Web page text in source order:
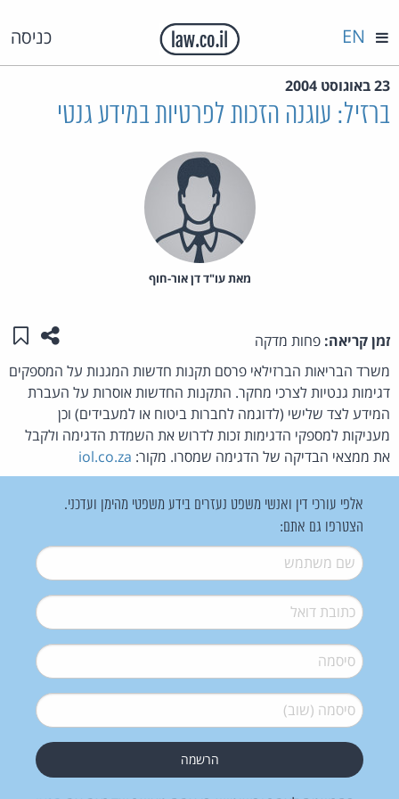
כניסה EN
23 באוגוסט 2004
ברזיל: עוגנה הזכות לפרטיות במידע גנטי
מאת‏ עו"ד דן אור-חוף
זמן קריאה: פחות מדקה שתפו
משרד הבריאות הברזילאי פרסם תקנות חדשות המגנות על המספקים
דגימות גנטיות לצרכי מחקר. התקנות החדשות אוסרות על העברת
המידע לצד שלישי (לדוגמה לחברות ביטוח או למעבידים) וכן
מעניקות למספקי הדגימות זכות לדרוש את השמדת הדגימה ולקבל
את ממצאי הבדיקה של הדגימה שמסרו. מקור: iol.co.za
אלפי עורכי דין ואנשי משפט נעזרים בידע משפטי מהימן ועדכני.
הצטרפו גם אתם:
שם משתמש*
דואל*
סיסמה*
סיסמה (שוב)*